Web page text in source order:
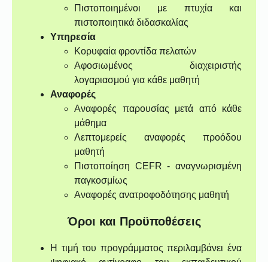
Πιστοποιημένοι με πτυχία και
πιστοποιητικά διδασκαλίας
Υπηρεσία
Κορυφαία φροντίδα πελατών
Αφοσιωμένος διαχειριστής
λογαριασμού για κάθε μαθητή
Αναφορές
Αναφορές παρουσίας μετά από κάθε
μάθημα
Λεπτομερείς αναφορές προόδου
μαθητή
Πιστοποίηση CEFR - αναγνωρισμένη
παγκοσμίως
Αναφορές ανατροφοδότησης μαθητή
Όροι και Προϋποθέσεις
Η τιμή του προγράμματος περιλαμβάνει ένα